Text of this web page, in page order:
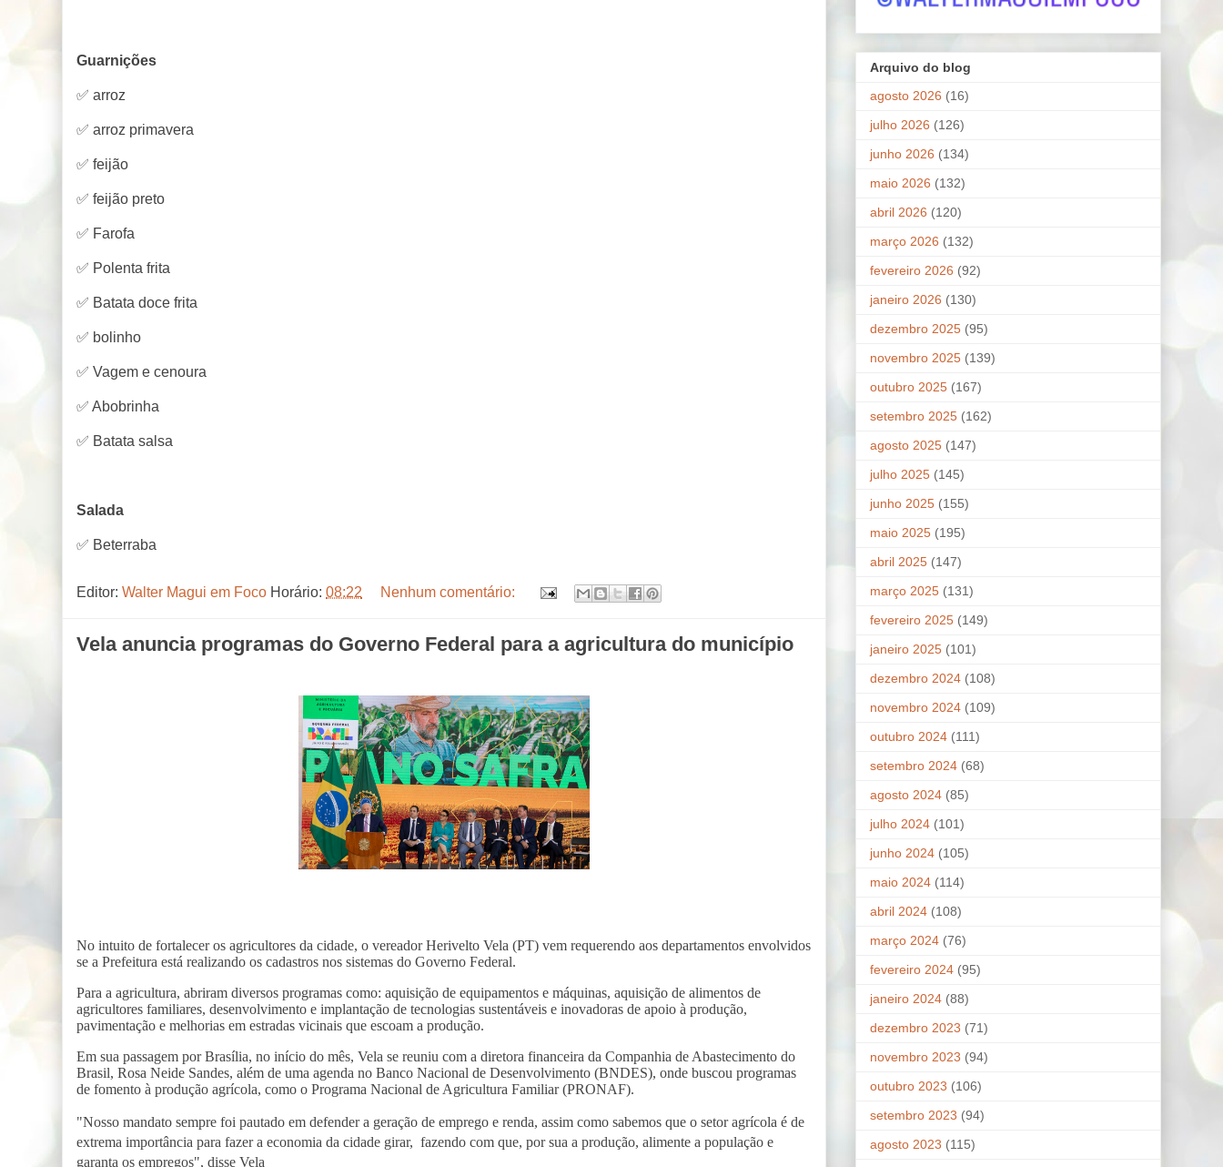
Guarnições
✅ arroz
✅ arroz primavera
✅ feijão
✅ feijão preto
✅ Farofa
✅ Polenta frita
✅ Batata doce frita
✅ bolinho
✅ Vagem e cenoura
✅ Abobrinha
✅ Batata salsa
Salada
✅ Beterraba
Editor: Walter Magui em Foco Horário: 08:22 Nenhum comentário:
Vela anuncia programas do Governo Federal para a agricultura do município
No intuito de fortalecer os agricultores da cidade, o vereador Herivelto Vela (PT) vem requerendo aos departamentos envolvidos
se a Prefeitura está realizando os cadastros nos sistemas do Governo Federal.
Para a agricultura, abriram diversos programas como: aquisição de equipamentos e máquinas, aquisição de alimentos de
agricultores familiares, desenvolvimento e implantação de tecnologias sustentáveis e inovadoras de apoio à produção,
pavimentação e melhorias em estradas vicinais que escoam a produção.
Em sua passagem por Brasília, no início do mês, Vela se reuniu com a diretora financeira da Companhia de Abastecimento do
Brasil, Rosa Neide Sandes, além de uma agenda no Banco Nacional de Desenvolvimento (BNDES), onde buscou programas
de fomento à produção agrícola, como o Programa Nacional de Agricultura Familiar (PRONAF).
"Nosso mandato sempre foi pautado em defender a geração de emprego e renda, assim como sabemos que o setor agrícola é de
extrema importância para fazer a economia da cidade girar, fazendo com que, por sua a produção, alimente a população e
garanta os empregos", disse Vela
Arquivo do blog
agosto 2026 (16)
julho 2026 (126)
junho 2026 (134)
maio 2026 (132)
abril 2026 (120)
março 2026 (132)
fevereiro 2026 (92)
janeiro 2026 (130)
dezembro 2025 (95)
novembro 2025 (139)
outubro 2025 (167)
setembro 2025 (162)
agosto 2025 (147)
julho 2025 (145)
junho 2025 (155)
maio 2025 (195)
abril 2025 (147)
março 2025 (131)
fevereiro 2025 (149)
janeiro 2025 (101)
dezembro 2024 (108)
novembro 2024 (109)
outubro 2024 (111)
setembro 2024 (68)
agosto 2024 (85)
julho 2024 (101)
junho 2024 (105)
maio 2024 (114)
abril 2024 (108)
março 2024 (76)
fevereiro 2024 (95)
janeiro 2024 (88)
dezembro 2023 (71)
novembro 2023 (94)
outubro 2023 (106)
setembro 2023 (94)
agosto 2023 (115)